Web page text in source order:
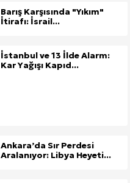
Barış Karşısında "Yıkım"
İtirafı: İsrail...
İstanbul ve 13 İlde Alarm:
Kar Yağışı Kapıd...
Ankara’da Sır Perdesi
Aralanıyor: Libya Heyeti...